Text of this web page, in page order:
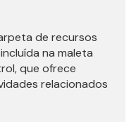
de recursos
na maleta
que ofrece
relacionados